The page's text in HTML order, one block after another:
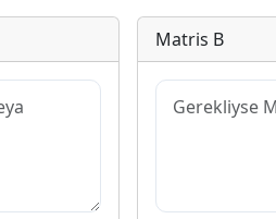
Matris B